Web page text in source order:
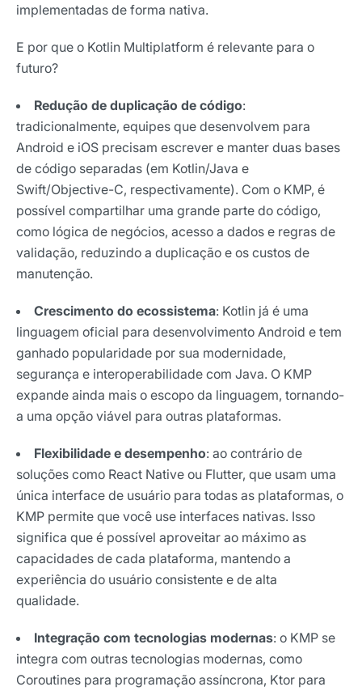
implementadas de forma nativa.
E por que o Kotlin Multiplatform é relevante para o
futuro?
Redução de duplicação de código:
tradicionalmente, equipes que desenvolvem para
Android e iOS precisam escrever e manter duas bases
de código separadas (em Kotlin/Java e
Swift/Objective-C, respectivamente). Com o KMP, é
possível compartilhar uma grande parte do código,
como lógica de negócios, acesso a dados e regras de
validação, reduzindo a duplicação e os custos de
manutenção.
Crescimento do ecossistema: Kotlin já é uma
linguagem oficial para desenvolvimento Android e tem
ganhado popularidade por sua modernidade,
segurança e interoperabilidade com Java. O KMP
expande ainda mais o escopo da linguagem, tornando-
a uma opção viável para outras plataformas.
Flexibilidade e desempenho: ao contrário de
soluções como React Native ou Flutter, que usam uma
única interface de usuário para todas as plataformas, o
KMP permite que você use interfaces nativas. Isso
significa que é possível aproveitar ao máximo as
capacidades de cada plataforma, mantendo a
experiência do usuário consistente e de alta
qualidade.
Integração com tecnologias modernas: o KMP se
integra com outras tecnologias modernas, como
Coroutines para programação assíncrona, Ktor para